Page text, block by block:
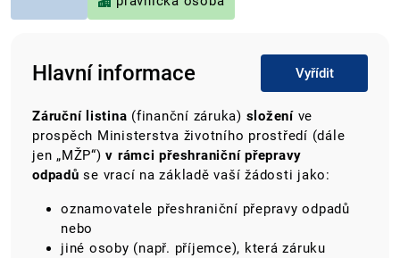
Hlavní informace Vyřídit
Záruční listina (finanční záruka) složení ve
prospěch Ministerstva životního prostředí (dále
jen „MŽP“)v rámci přeshraniční přepravy
odpadůse vrací na základě vaší žádosti jako:
oznamovatele přeshraniční přepravy odpadů
nebo
jiné osoby (např. příjemce), která záruku